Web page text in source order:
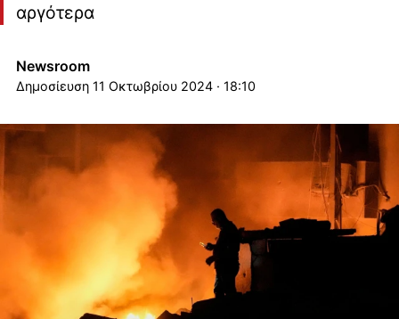
αργότερα
Newsroom
11 Οκτωβρίου 2024 · 18:10